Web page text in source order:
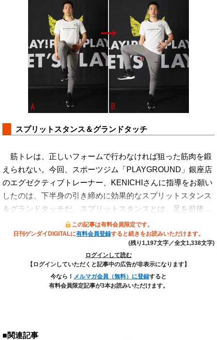
スプリットスタンス＆グランドタッチ
筋トレは、正しいフォームで行わなければ狙った筋肉を鍛
えられない。今回、スポーツジム「PLAYGROUND」銀座店
のエグゼクティブトレーナー、KENICHIさんに指導をお願い
したのは、下半身の引き締めに効果的なスプリットスタンス
＆グランドタッチだ。スプリットスタンスとは、足を前後…
この記事は有料会員限定です。
日刊ゲンダイDIGITALに有料会員登録すると続きをお読みいただけます。
(残り1,197文字／全文1,338文字)
ログインして読む
【ログインしていただくと記事中の広告が非表示になります】
今なら！ メルマガ会員（無料）に登録すると
有料会員限定記事が3本お読みいただけます。
■関連記事